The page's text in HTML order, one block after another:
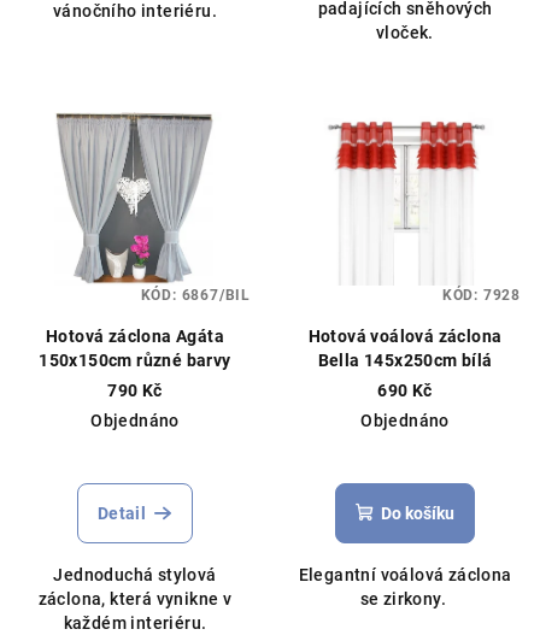
vánočního interiéru.
padajících sněhových
vloček.
Hotová záclona Agáta
150x150cm různé barvy
790 Kč
Objednáno
Detail
Jednoduchá stylová
záclona, která vynikne v
každém interiéru.
KÓD: 6867/BIL
Hotová voálová záclona
Bella 145x250cm bílá
690 Kč
Objednáno
Do košíku
Elegantní voálová záclona
se zirkony.
KÓD: 7928